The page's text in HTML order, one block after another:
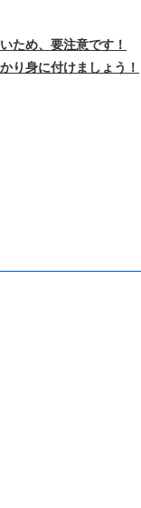
ため、要注意です！
り身に付けましょう！